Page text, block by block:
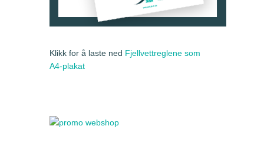
Klikk for å laste ned Fjellvettreglene som
A4-plakat